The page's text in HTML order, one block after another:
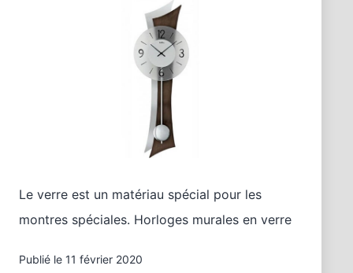
Le verre est un matériau spécial pour les
montres spéciales. Horloges murales en verre
Publié le 11 février 2020